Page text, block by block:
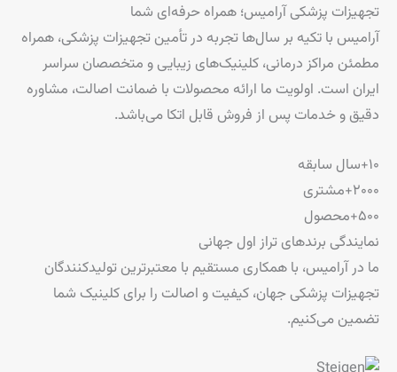
تجهیزات پزشکی آرامیس؛ همراه حرفه‌ای شما
آرامیس با تکیه بر سال‌ها تجربه در تأمین تجهیزات پزشکی، همراه
مطمئن مراکز درمانی، کلینیک‌های زیبایی و متخصصان سراسر
ایران است. اولویت ما ارائه محصولات با ضمانت اصالت، مشاوره
دقیق و خدمات پس از فروش قابل اتکا می‌باشد.
۱۰+ سال سابقه
۲۰۰۰+ مشتری
۵۰۰+ محصول
نمایندگی برندهای تراز اول جهانی
ما در آرامیس، با همکاری مستقیم با معتبرترین تولیدکنندگان
تجهیزات پزشکی جهان، کیفیت و اصالت را برای کلینیک شما
تضمین می‌کنیم.